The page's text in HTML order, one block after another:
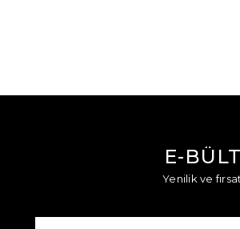
E-
Yenilik ve